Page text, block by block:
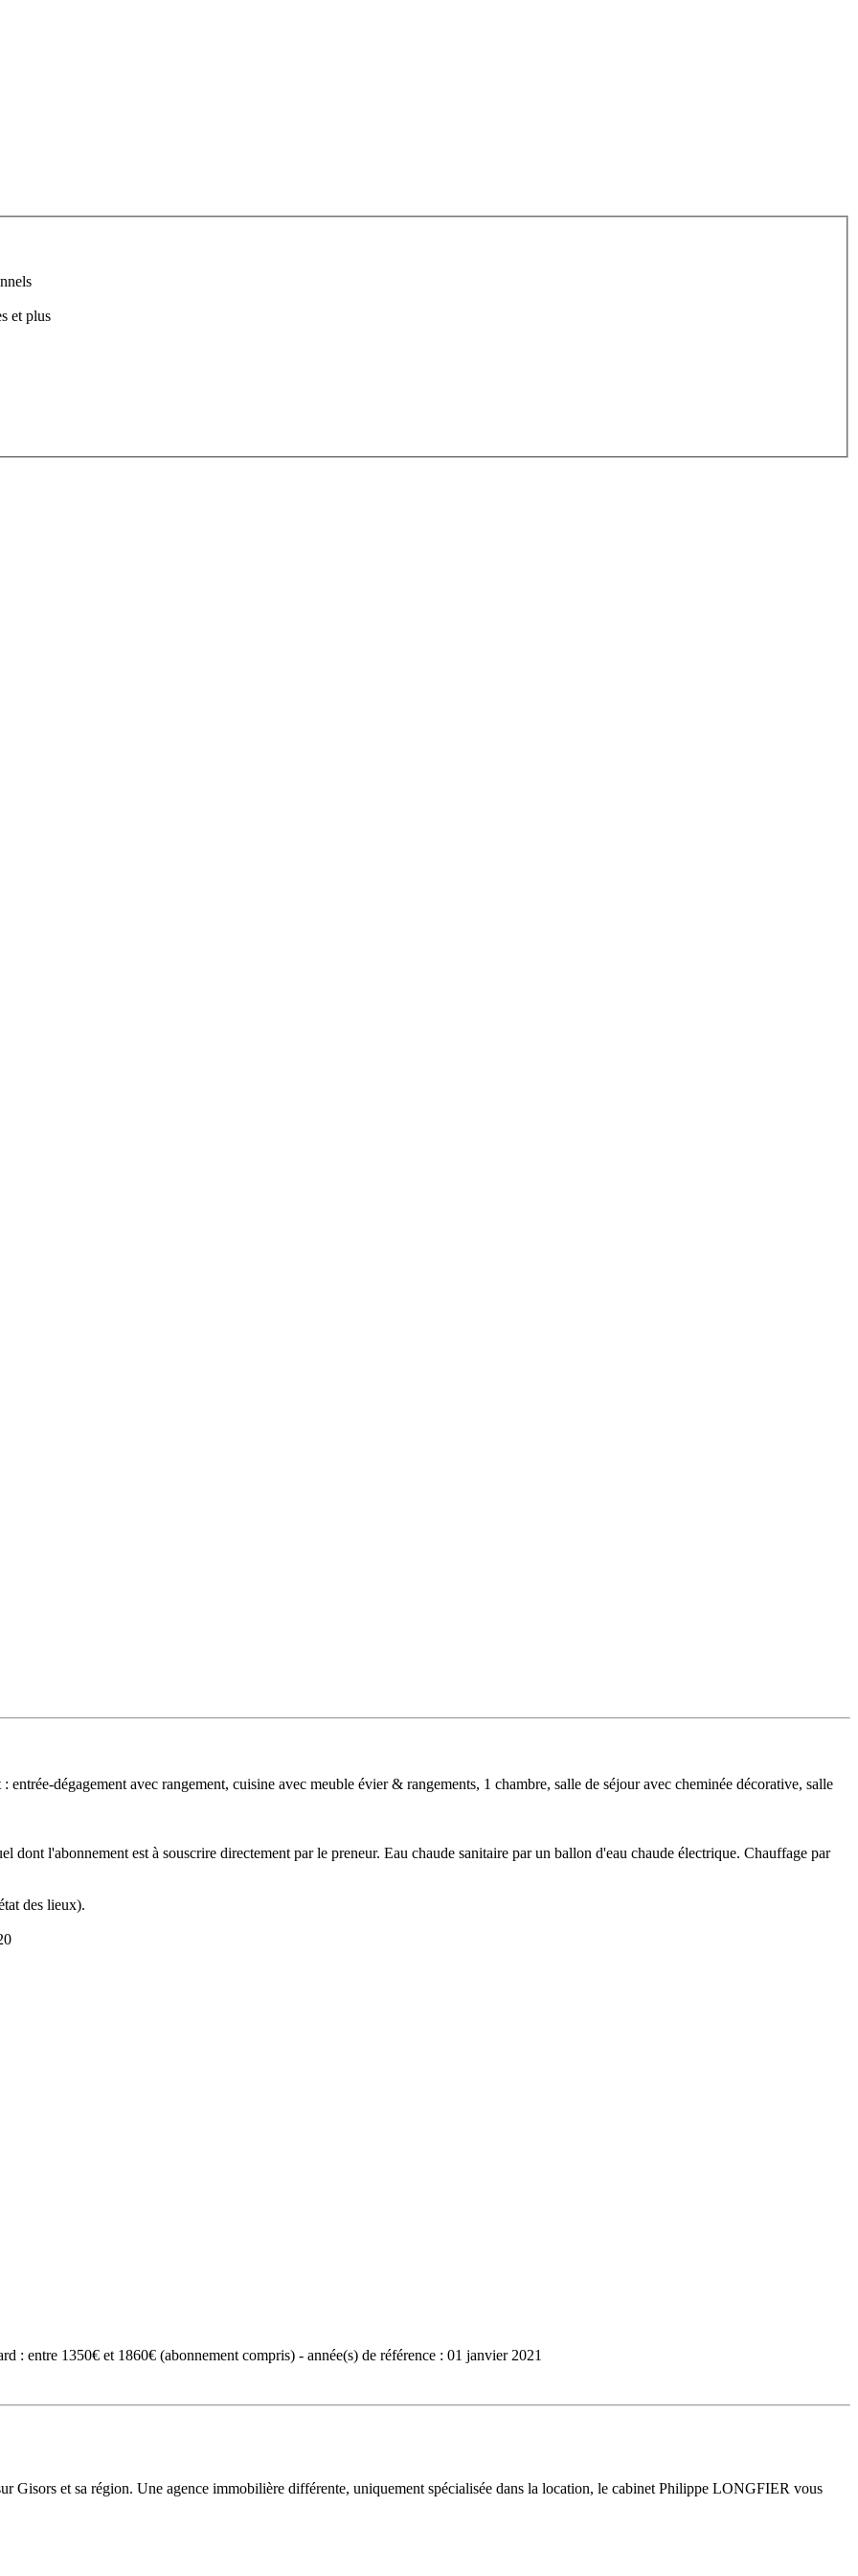
et plus
dégagement avec rangement, cuisine avec meuble évier & rangements, 1 chambre, salle de séjour avec cheminée décorative, salle
l'abonnement est à souscrire directement par le preneur. Eau chaude sanitaire par un ballon d'eau chaude électrique. Chauffage par
des lieux).
: entre 1350€ et 1860€ (abonnement compris) - année(s) de référence : 01 janvier 2021
Gisors et sa région. Une agence immobilière différente, uniquement spécialisée dans la location, le cabinet Philippe LONGFIER vous